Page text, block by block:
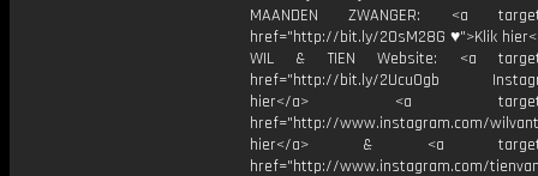
MAANDEN ZWANGER: <a
href="http://bit.ly/2OsM28G ♥">Klik
WIL & TIEN Website: <a
href="http://bit.ly/2Ucu0gb
hier</a> <a
href="http://www.instagram.com/
hier</a> & <a
href="http://www.instagram.com/